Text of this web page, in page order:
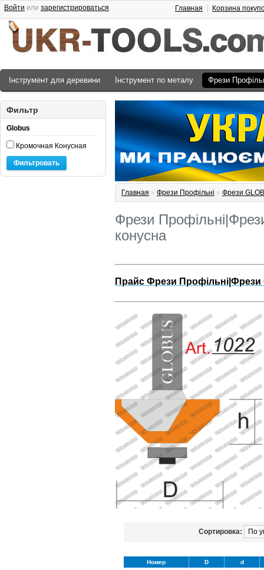
Войти или зарегистрироваться Главная Корзина
Інструмент для деревини Інструмент по металу Фрези
Фильтр
Globus
Кромочная Конусная
Фильтровать
Главная » Фрези Профільні » Фрези
Фрези
конусна
Прайс Фрези
Сортировка:
Номер D d